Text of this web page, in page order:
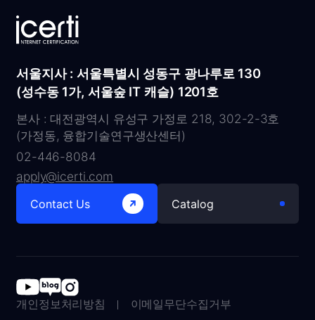
서울지사 : 서울특별시 성동구 광나루로 130
(성수동 1가, 서울숲 IT 캐슬) 1201호
본사 : 대전광역시 유성구 가정로 218, 302-2-3호
(가정동, 융합기술연구생산센터)
02-446-8084
apply@icerti.com
Contact Us Catalog
개인정보처리방침 이메일무단수집거부